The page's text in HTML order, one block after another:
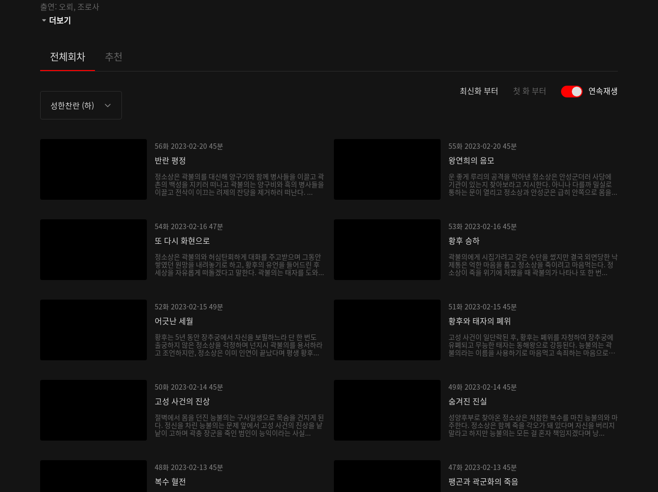
출연: 오뢰, 조로사
관람등급:
더보기
전체회차 추천
성한찬란 (하)
최신화 부터 첫 화 부터 연속재생
56화 2023-02-20 45분
반란 평정
정소상은 곽불의를 대신해 양구기와 함께 병사들을 이끌고 곽
촌의 백성을 지키러 떠나고 곽불의는 양구비와 흑의 병사들을
이끌고 전삭이 이끄는 려제의 잔당을 제거하러 떠난다. ...
55화 2023-02-20 45분
왕연희의 음모
운 좋게 루리의 공격을 막아낸 정소상은 안성군더러 사당에
기관이 있는지 찾아보라고 지시한다. 아니나 다를까 밀실로
통하는 문이 열리고 정소상과 안성군은 급히 안쪽으로 몸을...
54화 2023-02-16 47분
또 다시 화현으로
정소상은 곽불의와 허심탄회하게 대화를 주고받으며 그동안
쌓였던 원망을 내려놓기로 하고, 황후의 유언을 들어드린 후
세상을 자유롭게 떠돌겠다고 말한다. 곽불의는 태자를 도와...
53화 2023-02-16 45분
황후 승하
곽불의에게 시집가려고 갖은 수단을 썼지만 결국 외면당한 낙
제통은 억한 마음을 품고 정소상을 죽이려고 마음먹는다. 정
소상이 죽을 위기에 처했을 때 곽불의가 나타나 또 한 번...
52화 2023-02-15 49분
어긋난 세월
황후는 5년 동안 장추궁에서 자신을 보필하느라 단 한 번도
출궁하지 않은 정소상을 걱정하며 넌지시 곽불의를 용서하라
고 조언하지만, 정소상은 이미 인연이 끝났다며 평생 황후...
51화 2023-02-15 45분
황후와 태자의 폐위
고성 사건이 일단락된 후, 황후는 폐위를 자청하여 장추궁에
유폐되고 무능한 태자는 동해왕으로 강등된다. 능불의는 곽
불의라는 이름을 사용하기로 마음먹고 속죄하는 마음으로
50화 2023-02-14 45분
고성 사건의 진상
절벽에서 몸을 던진 능불의는 구사일생으로 목숨을 건지게 된
다. 정신을 차린 능불의는 문제 앞에서 고성 사건의 진상을 낱
낱이 고하며 곽충 장군을 죽인 범인이 능익이라는 사실...
49화 2023-02-14 45분
숨겨진 진실
성양후부로 찾아온 정소상은 처참한 복수를 마친 능불의와 마
주한다. 정소상은 함께 죽을 각오가 돼 있다며 자신을 버리지
말라고 하지만 능불의는 모든 걸 혼자 책임지겠다며 낭...
48화 2023-02-13 45분
복수 혈전
47화 2023-02-13 45분
팽곤과 곽군화의 죽음